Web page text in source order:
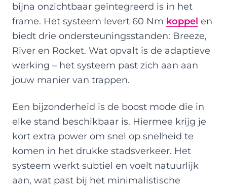
bijna onzichtbaar geïntegreerd is in het
frame. Het systeem levert 60 Nm koppel en
biedt drie ondersteuningsstanden: Breeze,
River en Rocket. Wat opvalt is de adaptieve
werking – het systeem past zich aan aan
jouw manier van trappen.
Een bijzonderheid is de boost mode die in
elke stand beschikbaar is. Hiermee krijg je
kort extra power om snel op snelheid te
komen in het drukke stadsverkeer. Het
systeem werkt subtiel en voelt natuurlijk
aan, wat past bij het minimalistische